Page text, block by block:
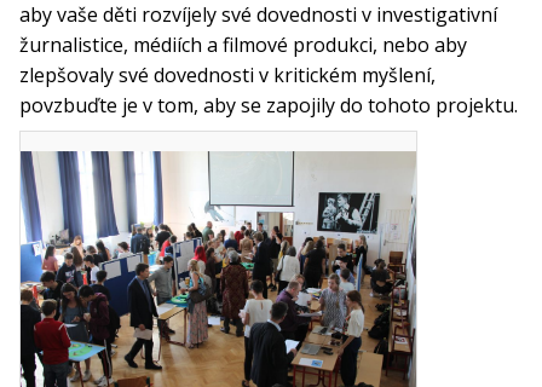
aby vaše děti rozvíjely své dovednosti v investigativní
žurnalistice, médiích a filmové produkci, nebo aby
zlepšovaly své dovednosti v kritickém myšlení,
povzbuďte je v tom, aby se zapojily do tohoto projektu.